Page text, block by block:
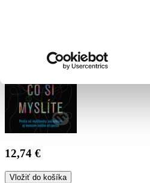
12,74 €
Vložiť do košíka